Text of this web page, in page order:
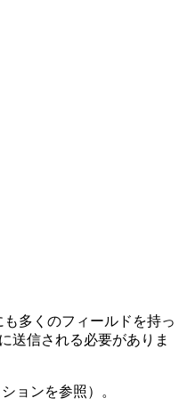
多くのフィールドを持っ
送信される必要がありま
ョンを参照）。